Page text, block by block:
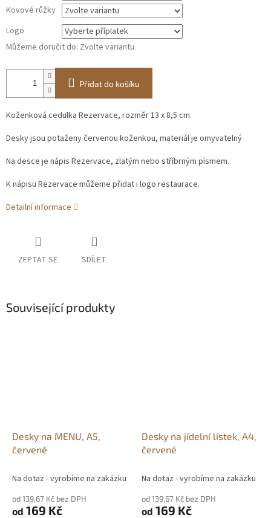
Kovové růžky
Logo
Můžeme doručit do: Zvolte variantu
Přidat do košíku
Koženková cedulka Rezervace, rozměr 13 x 8,5 cm.
Desky jsou potaženy červenou koženkou, materiál je omyvatelný
Na desce je nápis Rezervace, zlatým nebo stříbrným písmem.
K nápisu Rezervace můžeme přidat i logo restaurace.
Detailní informace
ZEPTAT SE SDÍLET
Související produkty
Desky na MENU, A5,
červené
Na dotaz - vyrobíme na zakázku
od 139,67 Kč bez DPH
od 169 Kč
Desky na jídelní lístek, A4,
červené
Na dotaz - vyrobíme na zakázku
od 139,67 Kč bez DPH
od 169 Kč